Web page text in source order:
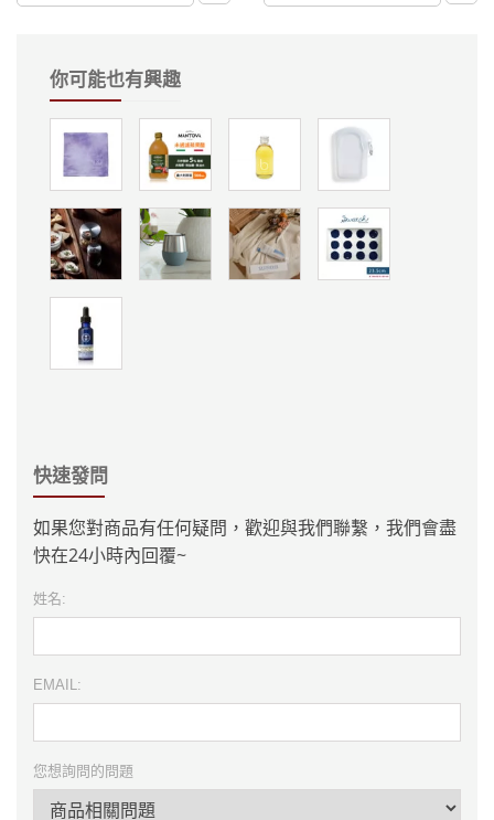
你可能也有興趣
快速發問
如果您對商品有任何疑問，歡迎與我們聯繫，我們會盡
快在24小時內回覆~
姓名:
EMAIL:
您想詢問的問題